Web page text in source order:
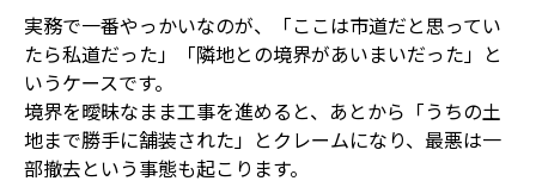
実務で一番やっかいなのが、「ここは市道だと思ってい
たら私道だった」「隣地との境界があいまいだった」と
いうケースです。
境界を曖昧なまま工事を進めると、あとから「うちの土
地まで勝手に舗装された」とクレームになり、最悪は一
部撤去という事態も起こります。